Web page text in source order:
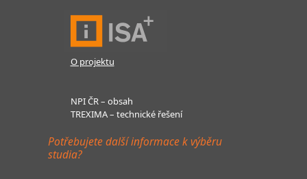
O projektu
NPI ČR – obsah
TREXIMA – technické řešení
Potřebujete další informace k výběru
studia?